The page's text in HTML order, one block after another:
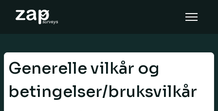
MS
Generelle vilkår og
betingelser/bruksvilkår